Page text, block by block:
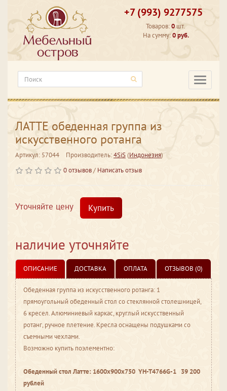
+7 (993) 9277575
Товаров:0 шт.
На сумму:0 руб.
ЛАТТЕ обеденная группа из
искусственного ротанга
Артикул: 57044 Производитель:4SiS(Индонезия)
0 отзывов/ Написать отзыв
Уточняйте цену Купить
наличие уточняйте
ОПИСАНИЕ ДОСТАВКА ОПЛАТА ОТЗЫВОВ (0)
Обеденная группа из искусственного ротанга: 1
прямоугольный обеденный стол со стеклянной столешницей,
6 кресел. Алюминиевый каркас, круглый искусственный
ротанг, ручное плетение. Кресла оснащены подушками со
съемными чехлами.
Возможно купить поэлементно:
Обеденный стол Латте: 1600х900х750 YH-T4766G-1 39 200
рублей